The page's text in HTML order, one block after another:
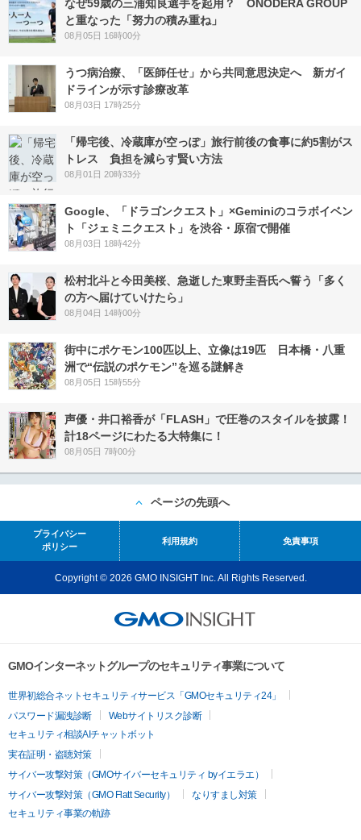
なぜ59歳の三浦知良選手を起用？ ONODERA GROUP
と重なった「努力の積み重ね」
08月05日 16時00分
うつ病治療、「医師任せ」から共同意思決定へ 新ガイ
ドラインが示す診療改革
08月03日 17時25分
「帰宅後、冷蔵庫が空っぽ」旅行前後の食事に約5割がス
トレス 負担を減らす賢い方法
08月01日 20時33分
Google、「ドラゴンクエスト」×Geminiのコラボイベン
ト「ジェミニクエスト」を渋谷・原宿で開催
08月03日 18時42分
松村北斗と今田美桜、急逝した東野圭吾氏へ誓う「多く
の方へ届けていけたら」
08月04日 14時00分
街中にポケモン100匹以上、立像は19匹 日本橋・八重
洲で“伝説のポケモン”を巡る謎解き
08月05日 15時55分
声優・井口裕香が「FLASH」で圧巻のスタイルを披露！
計18ページにわたる大特集に！
08月05日 7時00分
ページの先頭へ
プライバシー
ポリシー
利用規約 免責事項
Copyright © 2026 GMO INSIGHT Inc. All Rights Reserved.
GMOインターネットグループのセキュリティ事業について
世界初総合ネットセキュリティサービス「GMOセキュリティ24」
パスワード漏洩診断
Webサイトリスク診断
セキュリティ相談AIチャットボット
実在証明・盗聴対策
サイバー攻撃対策（GMOサイバーセキュリティ byイエラエ）
サイバー攻撃対策（GMO Flatt Security）
なりすまし対策
セキュリティ事業の軌跡